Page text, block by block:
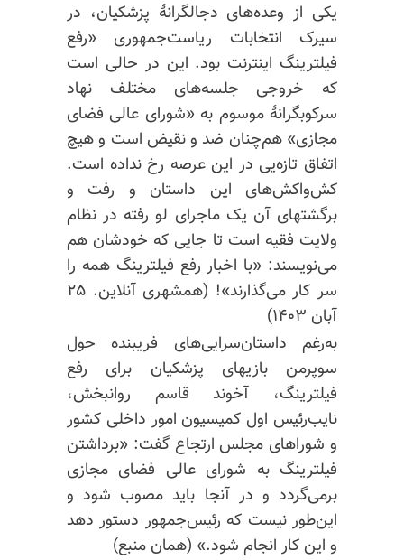
یکی از وعده‌های دجالگرانهٔ پزشکیان، در
سیرک انتخابات ریاست‌جمهوری «رفع
فیلترینگ اینترنت بود. این در حالی است
که خروجی جلسه‌های مختلف نهاد
سرکوبگرانهٔ موسوم به «شورای عالی فضای
مجازی» هم‌چنان ضد و نقیض است و هیچ
اتفاق تازه‌یی در این عرصه رخ نداده است.
کش‌واکش‌های این داستان و رفت‌ و‌
برگشتهای آن یک ماجرای لو رفته در نظام
ولایت فقیه است تا جایی که خودشان هم
می‌نویسند: «با اخبار رفع فیلترینگ همه را
سر کار می‌گذارند»! (همشهری آنلاین. ۲۵
آبان ۱۴۰۳)
به‌رغم داستان‌سرایی‌های فریبنده حول
سوپرمن بازیهای پزشکیان برای رفع
فیلترینگ، آخوند قاسم روانبخش،
نایب‌رئیس اول کمیسیون امور داخلی کشور
و شوراهای مجلس ارتجاع گفت: «برداشتن
فیلترینگ به شورای عالی فضای مجازی
برمی‌گردد و در آنجا باید مصوب شود و
این‌طور نیست که رئیس‌جمهور دستور دهد
و این کار انجام شود.» (همان منبع)